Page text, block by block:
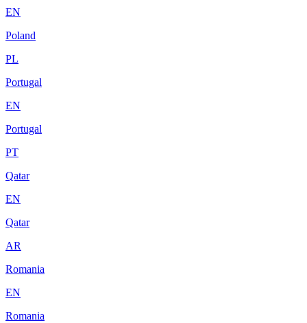
EN
Poland
PL
Portugal
EN
Portugal
PT
Qatar
EN
Qatar
AR
Romania
EN
Romania